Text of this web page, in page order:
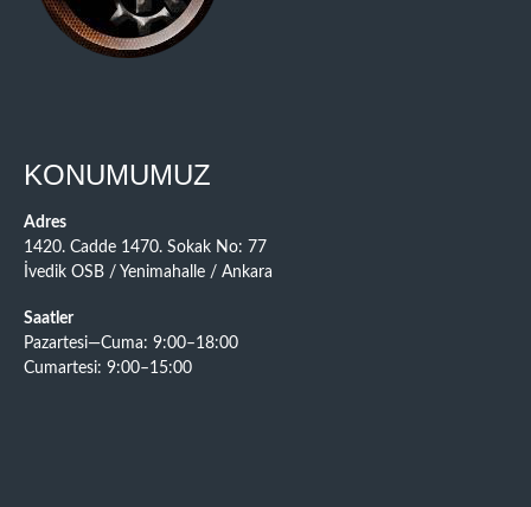
KONUMUMUZ
Adres
1420. Cadde 1470. Sokak No: 77
İvedik OSB / Yenimahalle / Ankara
Saatler
Pazartesi—Cuma: 9:00–18:00
Cumartesi: 9:00–15:00